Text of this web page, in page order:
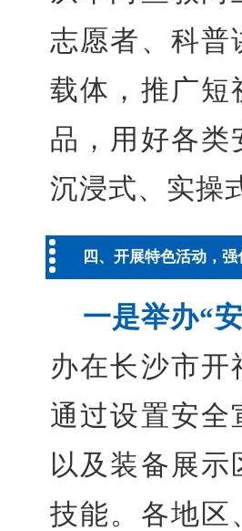
志愿者、科普
载体，推广短
品，用好各类
沉浸式、实操
四、开展特色活动，
一是举办“
办在长沙市开
通过设置安全
以及装备展
技能。各地区